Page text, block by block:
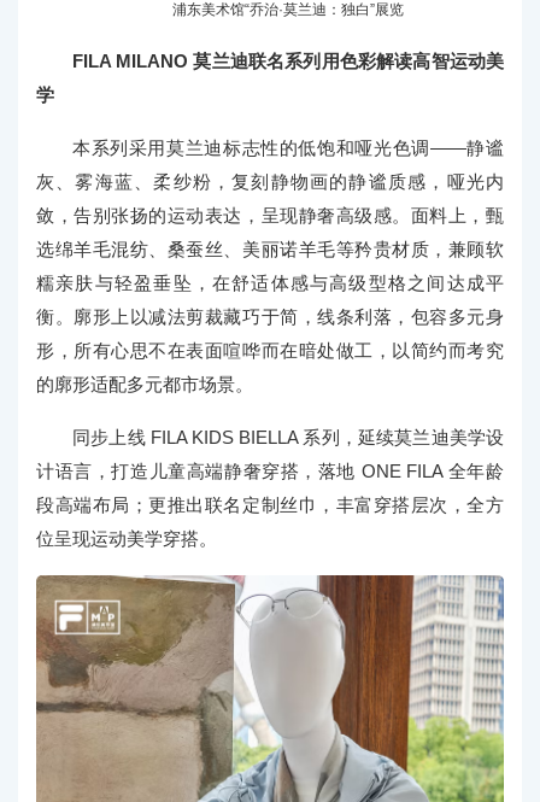
浦东美术馆“乔治·莫兰迪：独白”展览
FILA MILANO 莫兰迪联名系列用色彩解读高智运动美
学
本系列采用莫兰迪标志性的低饱和哑光色调——静谧
灰、雾海蓝、柔纱粉，复刻静物画的静谧质感，哑光内
敛，告别张扬的运动表达，呈现静奢高级感。面料上，甄
选绵羊毛混纺、桑蚕丝、美丽诺羊毛等矜贵材质，兼顾软
糯亲肤与轻盈垂坠，在舒适体感与高级型格之间达成平
衡。廓形上以减法剪裁藏巧于简，线条利落，包容多元身
形，所有心思不在表面喧哗而在暗处做工，以简约而考究
的廓形适配多元都市场景。
同步上线 FILA KIDS BIELLA 系列，延续莫兰迪美学设
计语言，打造儿童高端静奢穿搭，落地 ONE FILA 全年龄
段高端布局；更推出联名定制丝巾，丰富穿搭层次，全方
位呈现运动美学穿搭。